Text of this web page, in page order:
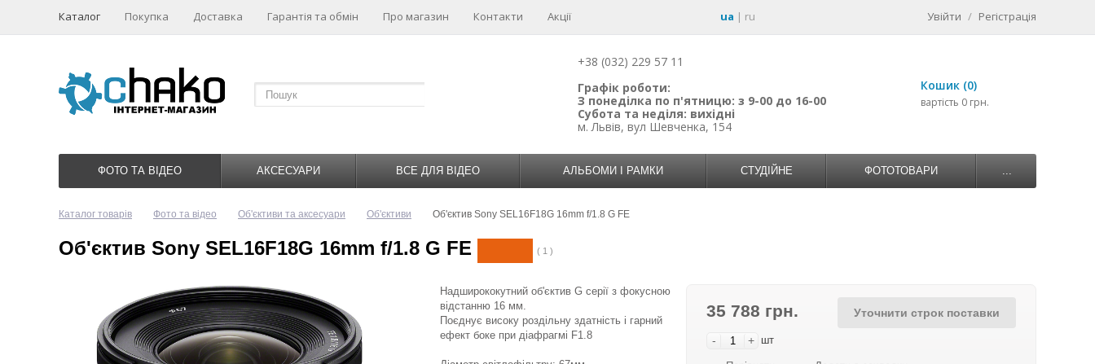
Каталог Покупка Доставка Гарантія та обмін Про магазин Контакти Акції ua | ru Увійти / Регістрація
+38 (032) 229 57 11
Графік роботи:
З понеділка по п'ятницю: з 9-00 до 16-00
Субота та неділя: вихідні
м. Львів, вул Шевченка, 154
Кошик (0)
вартість 0 грн.
ФОТО ТА ВІДЕО АКСЕСУАРИ ВСЕ ДЛЯ ВІДЕО АЛЬБОМИ І РАМКИ СТУДІЙНЕ ФОТОТОВАРИ ...
Каталог товарів Фото та відео Об'єктиви та аксесуари Об'єктиви Об'єктив Sony SEL16F18G 16mm f/1.8 G FE
Об'єктив Sony SEL16F18G 16mm f/1.8 G FE ( 1 )
35 788 грн.
- + шт
Уточнити строк поставки
Надширококутний об'єктив G серії з фокусною
відстанню 16 мм.
Поєднує високу роздільну здатність і гарний
ефект боке при діафрагмі F1.8